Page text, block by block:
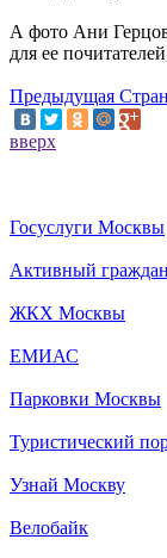
А фото Ани
для ее
Предыдущая
вверх
Госуслуги Москвы
Активный
ЖКХ Москвы
ЕМИАС
Парковки Москвы
Туристический
Узнай Москву
Велобайк